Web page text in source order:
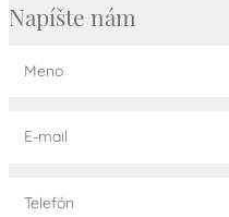
Napíšte nám
Meno
E-mail
Telefón